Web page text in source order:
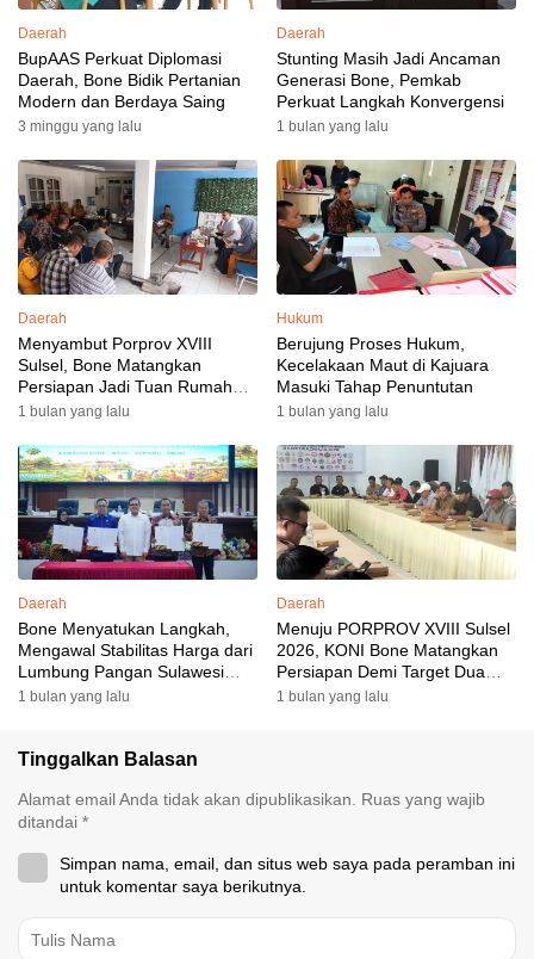
Daerah
BupAAS Perkuat Diplomasi
Daerah, Bone Bidik Pertanian
Modern dan Berdaya Saing
3 minggu yang lalu
Daerah
Stunting Masih Jadi Ancaman
Generasi Bone, Pemkab
Perkuat Langkah Konvergensi
1 bulan yang lalu
Daerah
Menyambut Porprov XVIII
Sulsel, Bone Matangkan
Persiapan Jadi Tuan Rumah
yang Berkesan: Wakil Bupati
Targetkan Venue dan
Akomodasi Rampung
1 bulan yang lalu
Hukum
Berujung Proses Hukum,
Kecelakaan Maut di Kajuara
Masuki Tahap Penuntutan
1 bulan yang lalu
Daerah
Bone Menyatukan Langkah,
Mengawal Stabilitas Harga dari
Lumbung Pangan Sulawesi
Selatan
1 bulan yang lalu
Daerah
Menuju PORPROV XVIII Sulsel
2026, KONI Bone Matangkan
Persiapan Demi Target Dua
Besar
1 bulan yang lalu
Tinggalkan Balasan
Alamat email Anda tidak akan dipublikasikan.
Ruas yang wajib
ditandai *
Simpan nama, email, dan situs web saya pada peramban ini
untuk komentar saya berikutnya.